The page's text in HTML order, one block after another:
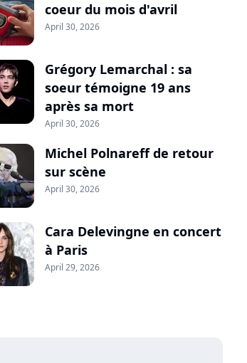
coeur du mois d'avril
April 30, 2026
Grégory Lemarchal : sa
soeur témoigne 19 ans
après sa mort
April 30, 2026
Michel Polnareff de retour
sur scène
April 30, 2026
Cara Delevingne en concert
à Paris
April 29, 2026